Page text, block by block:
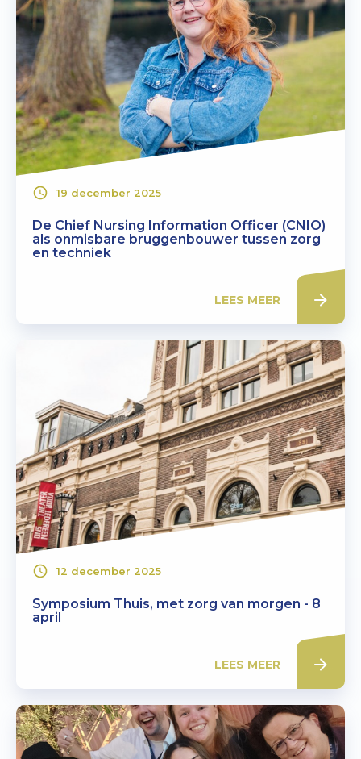
De Chief Nursing Information Officer (CNIO)
als onmisbare bruggenbouwer tussen zorg
en techniek
19 december 2025
LEES MEER
Symposium Thuis, met zorg van morgen - 8
april
12 december 2025
LEES MEER